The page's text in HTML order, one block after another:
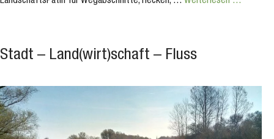
Stadt – Land(wirt)schaft – Fluss